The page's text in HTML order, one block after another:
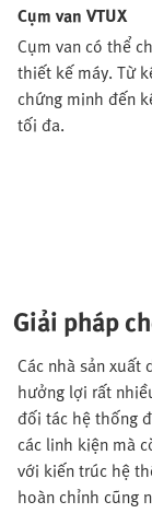
Cụm van VTUX
Cụm van có thể
thiết kế máy. Từ
chứng minh đến
tối đa.
Giải pháp
Các nhà sản xuất
hưởng lợi rất
đối tác hệ thống
các linh kiện mà
với kiến trúc hệ
hoàn chỉnh cũng